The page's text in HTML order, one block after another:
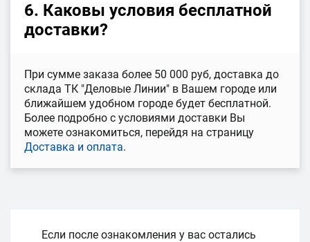
6. Каковы условия бесплатной
доставки?
При сумме заказа более 50 000 руб, доставка до
склада ТК "Деловые Линии" в Вашем городе или
ближайшем удобном городе будет бесплатной.
Более подробно с условиями доставки Вы
можете ознакомиться, перейдя на страницу
Доставка и оплата.
Если после ознакомления у вас остались